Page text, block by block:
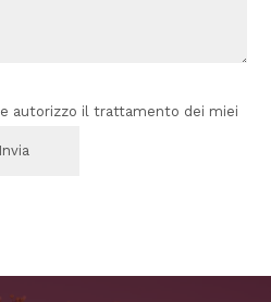
e autorizzo il trattamento dei miei